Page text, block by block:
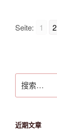
Seite: 1 2
索：
近期文章